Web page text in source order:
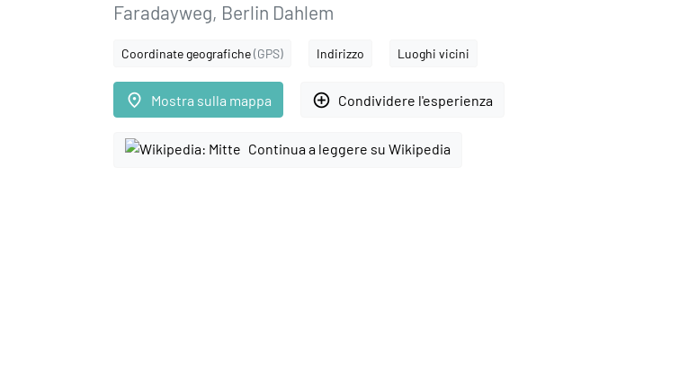
Faradayweg, Berlin Dahlem
Coordinate geografiche(GPS) Indirizzo Luoghi vicini
place Mostra sulla mappa add_circle_outline Condividere l'esperienza
Continua a leggere su Wikipedia